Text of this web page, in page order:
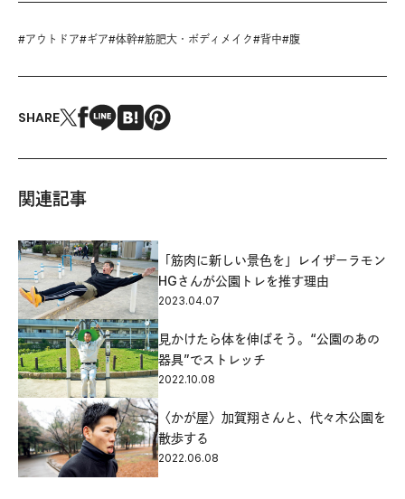
#アウトドア#ギア#体幹#筋肥大・ボディメイク#背中#腹
SHARE
関連記事
「筋肉に新しい景色を」レイザーラモン
HGさんが公園トレを推す理由
2023.04.07
見かけたら体を伸ばそう。“公園のあの
器具”でストレッチ
2022.10.08
〈かが屋〉加賀翔さんと、代々木公園を
散歩する
2022.06.08